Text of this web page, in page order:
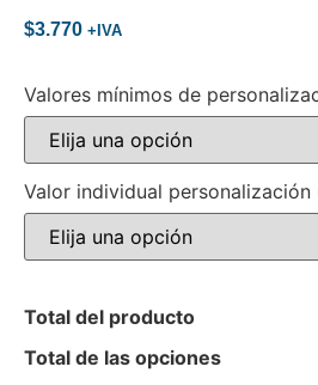
$3.770 +IVA
Valores mínimos de
Valor individual personalización
Total del producto
Total de las opciones